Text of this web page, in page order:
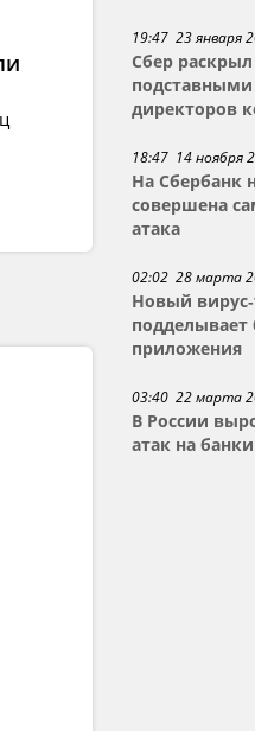
19:47 23 января
Сбер
директоров
18:47 14 ноября
На Сбербанк
совершена
атака
02:02 28 марта
Новый вирус-
подделывает
приложения
03:40 22 марта
В России
атак на банки